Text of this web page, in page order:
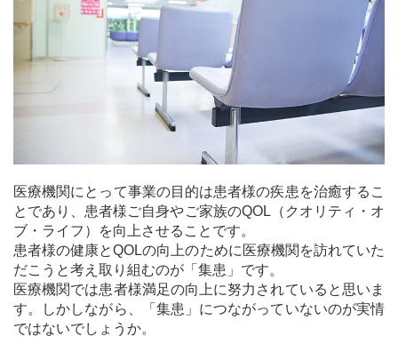
医療機関にとって事業の目的は患者様の疾患を治癒するこ
とであり、患者様ご自身やご家族のQOL（クオリティ・オ
ブ・ライフ）を向上させることです。
患者様の健康とQOLの向上のために医療機関を訪れていた
だこうと考え取り組むのが「集患」です。
医療機関では患者様満足の向上に努力されていると思いま
す。しかしながら、「集患」につながっていないのが実情
ではないでしょうか。